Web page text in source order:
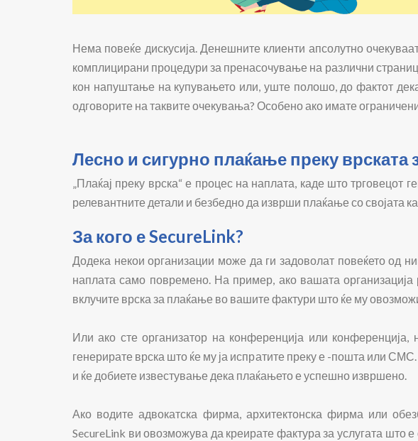
Нема повеќе дискусија. Денешните клиенти апсолутно
комплицирани процедури за пренасочување на различни
кон напуштање на купувањето или, уште полошо, до фактот
одговорите на таквите очекувања? Особено ако имате
Лесно и сигурно плаќање преку врската
„Плаќај преку врска“ е процес на наплата, каде што
релевантните детали и безбедно да изврши плаќање со својата
За кого е SecureLink?
Додека некои организации може да ги задоволат повеќето од
наплата само повремено. На пример, ако вашата
вклучите врска за плаќање во вашите фактури што ќе му
Или ако сте организатор на конференција или конференција,
генерирате врска што ќе му ја испратите преку е -пошта или
и ќе добиете известување дека плаќањето е успешно извршено.
Ако водите адвокатска фирма, архитектонска фирма или
SecureLink ви овозможува да креирате фактура за услугата што